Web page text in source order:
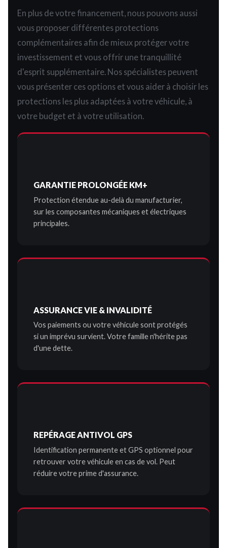
En plus de votre financement, nous pouvons aussi
vous proposer différentes protections
complémentaires afin de mieux protéger votre
investissement et vous offrir une tranquillité
d'esprit supplémentaire. Nos spécialistes peuvent
vous présenter ces options et vous aider à choisir les
protections les plus adaptées à votre véhicule, à
votre budget et à votre utilisation.
GARANTIE PROLONGÉE KM+
Protection étendue au-delà du manufacturier,
sur les composantes mécaniques et électriques
principales.
ASSURANCE VIE & INVALIDITÉ
Vos paiements ou votre véhicule sont protégés
si un imprévu survient. Votre famille n'hérite pas
d'une dette.
REPÉRAGE ANTIVOL GPS
Identification permanente et GPS optionnel pour
retrouver votre véhicule en cas de vol. Peut
réduire votre prime d'assurance.